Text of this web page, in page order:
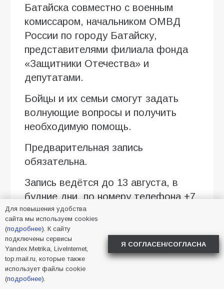
Батайска совместно с военным
комиссаром, начальником ОМВД
России по городу Батайску,
представителями филиала фонда
«Защитники Отечества» и
депутатами.
Бойцы и их семьи смогут задать
волнующие вопросы и получить
необходимую помощь.
Предварительная запись
обязательна.
Запись ведётся до 13 августа, в
будние дни, по номеру телефона +7
(86354) 5-60-75 или лично в
Администрации города (пл. Ленина,
3)
После завершения приёма на
площадке ГКДЦ продолжится
Для повышения удобства
сайта мы используем cookies
(подробнее). К сайту
подключены сервисы
Yandex.Metrika, LiveInternet,
top.mail.ru, которые также
использует файлы cookie
(подробнее).
Я СОГЛАСЕН/СОГЛАСНА